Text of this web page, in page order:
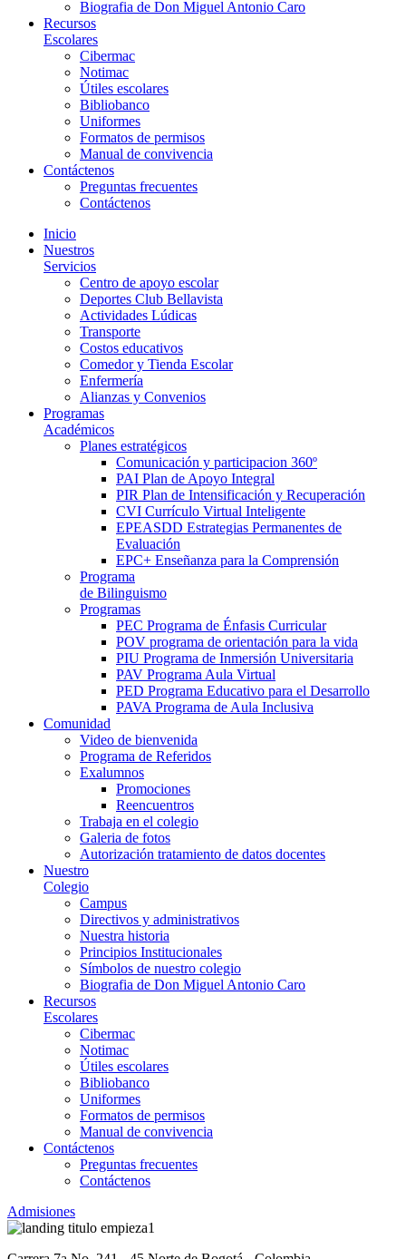
Biografia de Don Miguel Antonio Caro
Recursos
Escolares
Cibermac
Notimac
Útiles escolares
Bibliobanco
Uniformes
Formatos de permisos
Manual de convivencia
Contáctenos
Preguntas frecuentes
Contáctenos
Inicio
Nuestros
Servicios
Centro de apoyo escolar
Deportes Club Bellavista
Actividades Lúdicas
Transporte
Costos educativos
Comedor y Tienda Escolar
Enfermería
Alianzas y Convenios
Programas
Académicos
Planes estratégicos
Comunicación y participacion 360º
PAI Plan de Apoyo Integral
PIR Plan de Intensificación y Recuperación
CVI Currículo Virtual Inteligente
EPEASDD Estrategias Permanentes de
Evaluación
EPC+ Enseñanza para la Comprensión
Programa
de Bilinguismo
Programas
PEC Programa de Énfasis Curricular
POV programa de orientación para la vida
PIU Programa de Inmersión Universitaria
PAV Programa Aula Virtual
PED Programa Educativo para el Desarrollo
PAVA Programa de Aula Inclusiva
Comunidad
Video de bienvenida
Programa de Referidos
Exalumnos
Promociones
Reencuentros
Trabaja en el colegio
Galeria de fotos
Autorización tratamiento de datos docentes
Nuestro
Colegio
Campus
Directivos y administrativos
Nuestra historia
Principios Institucionales
Símbolos de nuestro colegio
Biografia de Don Miguel Antonio Caro
Recursos
Escolares
Cibermac
Notimac
Útiles escolares
Bibliobanco
Uniformes
Formatos de permisos
Manual de convivencia
Contáctenos
Preguntas frecuentes
Contáctenos
Admisiones